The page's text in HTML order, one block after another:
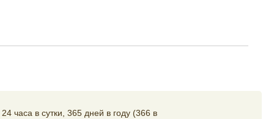
часа в сутки, 365 дней в году (366 в